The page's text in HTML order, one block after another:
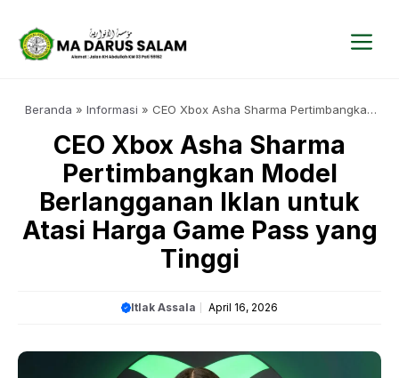
Beranda » Informasi » CEO Xbox Asha Sharma Pertimbangkan
Tinggi
CEO Xbox Asha Sharma
Pertimbangkan Model
Berlangganan Iklan untuk
Atasi Harga Game Pass yang
Tinggi
Itlak Assala April 16, 2026